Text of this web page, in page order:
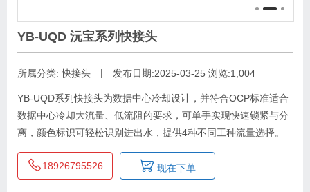
YB-UQD 沅宝系列快接头
所属分类:快接头 | 发布日期:2025-03-25 浏览:1,004
YB-UQD系列快接头为数据中心冷却设计，并符合OCP标准适合
数据中心冷却大流量、低流阻的要求，可单手实现快速锁紧与分
离，颜色标识可轻松识别进出水，提供4种不同工种流量选择。
18926795526 现在下单